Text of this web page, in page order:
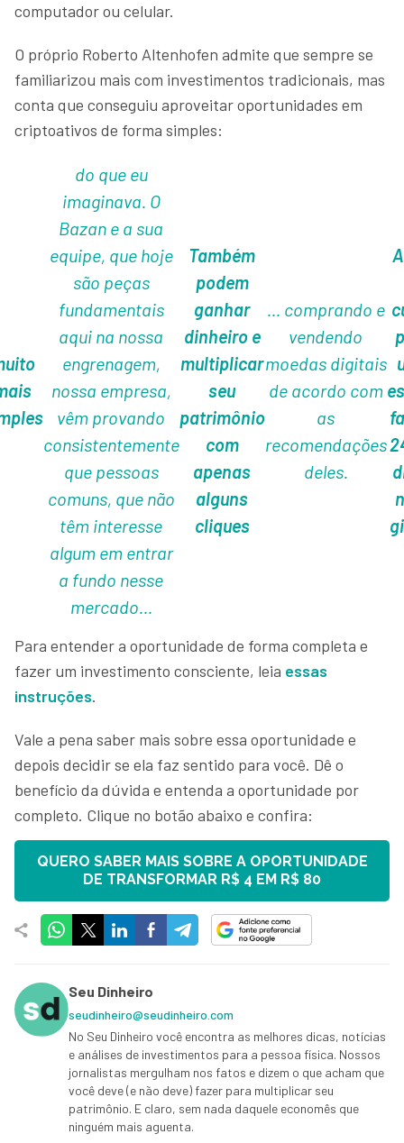
computador ou celular.
O próprio Roberto Altenhofen admite que sempre se
familiarizou mais com investimentos tradicionais, mas
conta que conseguiu aproveitar oportunidades em
criptoativos de forma simples:
do que eu
imaginava. O
Bazan e a sua
equipe, que hoje
são peças
fundamentais
aqui na nossa
engrenagem,
nossa empresa,
vêm provando
consistentemente
que pessoas
comuns, que não
têm interesse
algum em entrar
a fundo nesse
mercado…
Também
podem
ganhar
dinheiro e
multiplicar
seu
patrimônio
com
apenas
alguns
cliques
… comprando e
vendendo
moedas digitais
de acordo com
as
recomendações
deles.
Para entender a oportunidade de forma completa e
fazer um investimento consciente, leia essas
instruções.
Vale a pena saber mais sobre essa oportunidade e
depois decidir se ela faz sentido para você. Dê o
benefício da dúvida e entenda a oportunidade por
completo. Clique no botão abaixo e confira:
QUERO SABER MAIS SOBRE A OPORTUNIDADE
DE TRANSFORMAR R$ 4 EM R$ 80
Seu Dinheiro
seudinheiro@seudinheiro.com
No Seu Dinheiro você encontra as melhores dicas, notícias
e análises de investimentos para a pessoa física. Nossos
jornalistas mergulham nos fatos e dizem o que acham que
você deve (e não deve) fazer para multiplicar seu
patrimônio. E claro, sem nada daquele economês que
ninguém mais aguenta.